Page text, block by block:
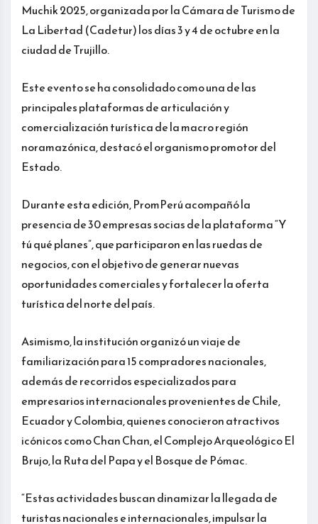
Muchik 2025, organizada por la Cámara de Turismo de
La Libertad (Cadetur) los días 3 y 4 de octubre en la
ciudad de Trujillo.
Este evento se ha consolidado como una de las
principales plataformas de articulación y
comercialización turística de la macro región
noramazónica, destacó el organismo promotor del
Estado.
Durante esta edición, PromPerú acompañó la
presencia de 30 empresas socias de la plataforma “Y
tú qué planes”, que participaron en las ruedas de
negocios, con el objetivo de generar nuevas
oportunidades comerciales y fortalecer la oferta
turística del norte del país.
Asimismo, la institución organizó un viaje de
familiarización para 15 compradores nacionales,
además de recorridos especializados para
empresarios internacionales provenientes de Chile,
Ecuador y Colombia, quienes conocieron atractivos
icónicos como Chan Chan, el Complejo Arqueológico El
Brujo, la Ruta del Papa y el Bosque de Pómac.
“Estas actividades buscan dinamizar la llegada de
turistas nacionales e internacionales, impulsar la